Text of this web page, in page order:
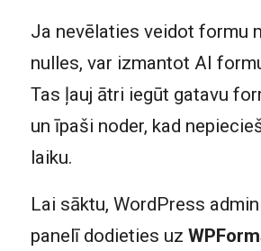
Ja nevēlaties veidot formu
nulles, var izmantot AI
Tas ļauj ātri iegūt gatavu
un īpaši noder, kad
laiku.
Lai sāktu, WordPress
panelī dodieties uz